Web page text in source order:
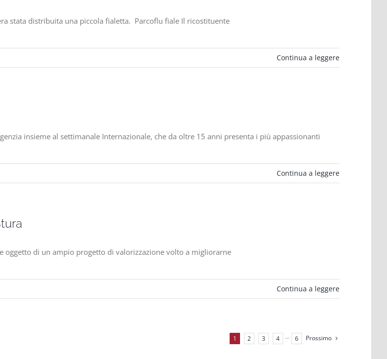
stata distribuita una piccola fialetta. Parcoflu fiale Il ricostituente
Continua a leggere
insieme al settimanale Internazionale, che da oltre 15 anni presenta i più appassionanti
Continua a leggere
oggetto di un ampio progetto di valorizzazione volto a migliorarne
Continua a leggere
1 2 3 4 ··· 6 Prossimo